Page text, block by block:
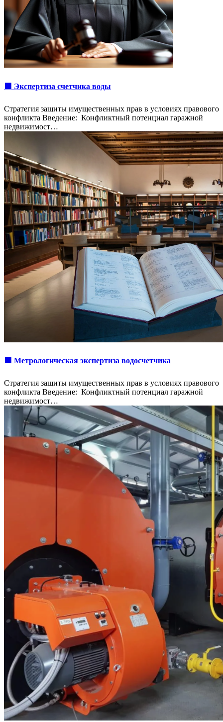
🟩 Экспертиза счетчика воды
Стратегия защиты имущественных прав в условиях правового
конфликта Введение: Конфликтный потенциал гаражной
недвижимост…
🟩 Метрологическая экспертиза водосчетчика
Стратегия защиты имущественных прав в условиях правового
конфликта Введение: Конфликтный потенциал гаражной
недвижимост…